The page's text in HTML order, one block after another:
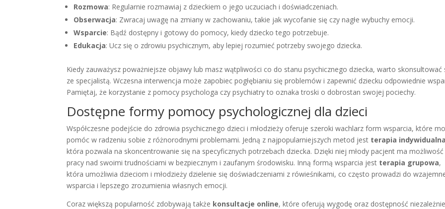
Rozmowa: Regularnie rozmawiaj z dzieckiem o jego uczuciach i doświadczeniach.
Obserwacja: Zwracaj uwagę na zmiany w zachowaniu, takie jak wycofanie się czy nagłe wybuchy emocji.
Wsparcie: Bądź dostępny i gotowy do pomocy, kiedy dziecko tego potrzebuje.
Edukacja: Ucz się o zdrowiu psychicznym, aby lepiej rozumieć potrzeby swojego dziecka.
Kiedy zauważysz poważniejsze objawy lub masz wątpliwości co do stanu psychicznego dziecka, warto skonsultować
ze specjalistą. Wczesna interwencja może zapobiec pogłębianiu się problemów i zapewnić dziecku odpowiednie
Pamiętaj, że korzystanie z pomocy psychologa czy psychiatry to oznaka troski o dobrostan swojej pociechy.
Dostępne formy pomocy psychologicznej dla dzieci
Współczesne podejście do zdrowia psychicznego dzieci i młodzieży oferuje szeroki wachlarz form wsparcia, które
pomóc w radzeniu sobie z różnorodnymi problemami. Jedną z najpopularniejszych metod jest terapia indywidualna
która pozwala na skoncentrowanie się na specyficznych potrzebach dziecka. Dzięki niej młody pacjent ma możliwość
pracy nad swoimi trudnościami w bezpiecznym i zaufanym środowisku. Inną formą wsparcia jest terapia grupowa,
która umożliwia dzieciom i młodzieży dzielenie się doświadczeniami z rówieśnikami, co często prowadzi do
wsparcia i lepszego zrozumienia własnych emocji.
Coraz większą popularność zdobywają także konsultacje online, które oferują wygodę oraz dostępność